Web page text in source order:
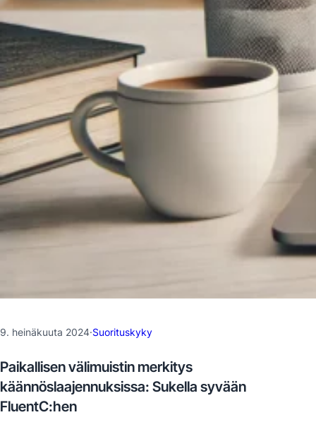
9. heinäkuuta 2024·Suorituskyky
Paikallisen välimuistin merkitys
käännöslaajennuksissa: Sukella syvään
FluentC:hen